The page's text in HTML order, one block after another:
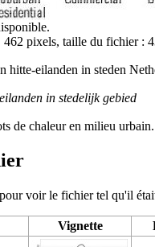
462 pixels, taille du fichier :
hitte-eilanden in steden
in stedelijk gebied
de chaleur en milieu urbain.
voir le fichier tel qu'il
Vignette